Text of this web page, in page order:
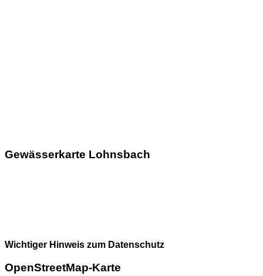
Gewässerkarte Lohnsbach
Wichtiger Hinweis zum Datenschutz
OpenStreetMap-Karte